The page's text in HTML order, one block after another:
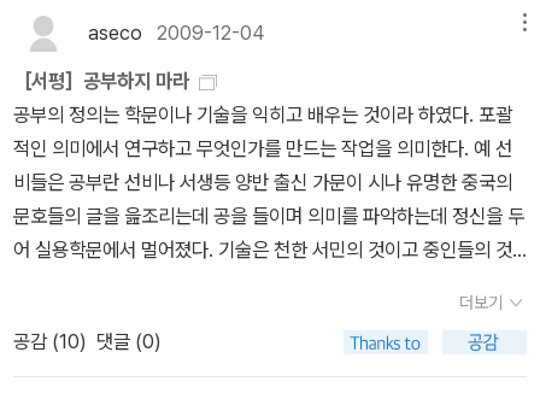
과정에 있었던 에피소드나 독특한 방법을 통해 본질로의 접근을 이야
기 하고 있다.제목에서도 느껴지듯 이 책이 담고 있는 이야기가 심상
치 않다. 주제 하나하나를 따라가기가 우선은 벅차다. 알 듯 모를 듯
펼쳐지는 선사들의 깨달음에 대한 이야기에서 공감하는 미소가 지어
지기도 하지만 다음순간 이것이 이것 같고 저것이 저것 같은 혼돈이
오는 것을 막아내지 못하며 이미 읽었던 앞장을 다시금 찾아보기 일
쑤다.그래서 생각해 본다. 저자는 이 책을 쓰면서 이 책을 읽을 주요
대상을 어떻게 설정했을까? 구도의 길에서 정진하는 스님일 수도 있
이가 일천한 독자로써 건너기 어려운 강처럼 느껴지는 면도 있다. 조
사선이 중심인 이 책에서 말하는 공부가 그것이 점수든 돈오든 불교
적 지식이 그리 많지 않은 사람들에게 어떤 의미를 줄 수 있을까? 다
대세였던 분위기였다.부처님을 이해하기보다 부처님을 꾸미는 데에
만 열중했다. 이런 현실에 실망한 달마가 소림사에서 壁觀 수행에 들
어 세속과 단절한채 9년을 지냈다.달마의 침묵을 깨뜨린 사람이 출현
했다. 나이 마흔에 달마를만나 그를 스승으로 모신 신광이라는 스님
이었다. 그가 소림사를 찾았을 때 달마는 얼굴도 내밀지 않았다. 눈이
내려 허리까지 쌓인 밤, 그는 자신의 팔을 끊어 보이고서야 마침내 달
마의 마음을 움직였던 것이다. 여기에서 유명한 안심법문 (安心法
님께서 도와주셨으면 합니다''너의 불안한 마음을 내게 가져와라. 그
러면 해결해주겠다''마음을 아무리 찾아도 찾을 수 없습니다''찾을 수
있다면 어찌 마음이겠느냐. 나는 이미 너에게 마음의 평화를 주었
aseco 2009-12-04
［서평］공부하지 마라
공부의 정의는 학문이나 기술을 익히고 배우는 것이라 하였다. 포괄
적인 의미에서 연구하고 무엇인가를 만드는 작업을 의미한다. 예 선
비들은 공부란 선비나 서생등 양반 출신 가문이 시나 유명한 중국의
문호들의 글을 읊조리는데 공을 들이며 의미를 파악하는데 정신을 두
어 실용학문에서 멀어졌다. 기술은 천한 서민의 것이고 중인들의 것
민 출신들은 직업의 선택은 없었으며 글자 조차 배울수가 없었다. 중
인이나 서얼 출신도 다를바 없지만 학문은 할 수가 있으며 양반으로
신분을 바꿀수 있었으나 나라의 큰일을 한다거나 왕의 주치의인 어의
더보기
공감 (10) 댓글 (0)